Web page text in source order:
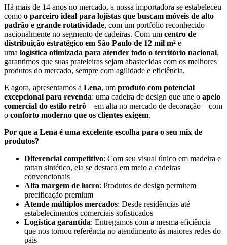
Há mais de 14 anos no mercado, a nossa importadora se estabeleceu
como o parceiro ideal para lojistas que buscam móveis de alto
padrão e grande rotatividade, com um portfólio reconhecido
nacionalmente no segmento de cadeiras. Com um centro de
distribuição estratégico em São Paulo de 12 mil m² e
uma logística otimizada para atender todo o território nacional,
garantimos que suas prateleiras sejam abastecidas com os melhores
produtos do mercado, sempre com agilidade e eficiência.
E agora, apresentamos a Lena, um produto com potencial
excepcional para revenda: uma cadeira de design que une o apelo
comercial do estilo retrô – em alta no mercado de decoração – com
o conforto moderno que os clientes exigem.
Por que a Lena é uma excelente escolha para o seu mix de
produtos?
Diferencial competitivo: Com seu visual único em madeira e
rattan sintético, ela se destaca em meio a cadeiras
convencionais
Alta margem de lucro: Produtos de design permitem
precificação premium
Atende múltiplos mercados: Desde residências até
estabelecimentos comerciais sofisticados
Logística garantida: Entregamos com a mesma eficiência
que nos tornou referência no atendimento às maiores redes do
país